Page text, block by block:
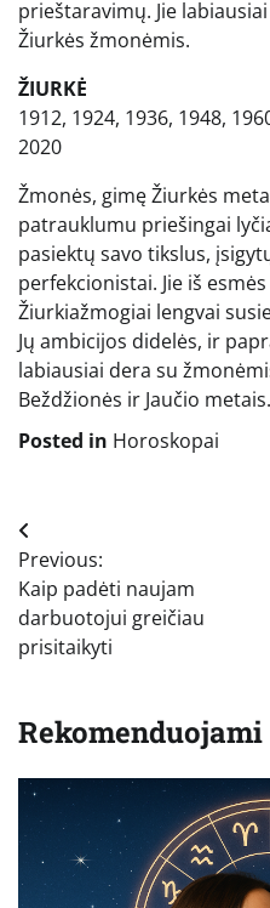
prieštaravimų. Jie
Žiurkės žmonėmis.
ŽIURKĖ
1912, 1924, 1936, 1948,
2020
Žmonės, gimę Žiurkės
patrauklumu priešingai
pasiektų savo tikslus,
perfekcionistai. Jie iš
Žiurkiažmogiai lengvai
Jų ambicijos didelės, ir
labiausiai dera su
Beždžionės ir Jaučio metais.
Posted in Horoskopai
Navigacija
tarp
įrašų
Previous:
Kaip padėti naujam
darbuotojui greičiau
prisitaikyti